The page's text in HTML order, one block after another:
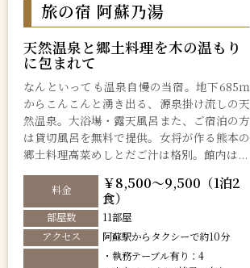
旅の宿 阿蘇乃湯
天然温泉と郷土料理を木の温もり
に包まれて
なんといっても温泉自慢の当宿。地下685ｍ
からこんこんと湧き出る、源泉掛け流しの天
然温泉。大浴場・露天風呂また、ご宿泊の方
は貸切風呂を無料で提供。女将が作る熊本の
郷土料理高菜めしとだご汁は格別。館内は...
料金
￥8,500～9,500（1泊2
食）
部屋数
11部屋
アクセス
阿蘇駅からタクシーで約10分
・執務テーブル有り：4